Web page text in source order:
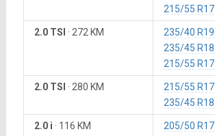
215/55 R17
2.0 TSI · 272 KM
235/40 R19
235/45 R18
215/55 R17
2.0 TSI · 280 KM
215/55 R17
235/45 R18
2.0 i · 116 KM
205/50 R17